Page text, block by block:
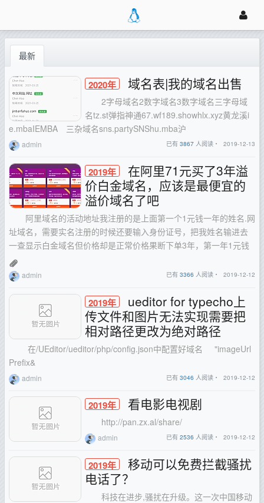
最新
2020年 域名表|我的域名出售
2字母域名2数字域名3数字域名三字母域
名tz.st弹指神通67.wf189.showhlx.xyz黄龙溪i
e.mbaIEMBA 三杂域名sns.partySNShu.mba沪
admin 已有 3867 人阅读・ 2019-12-13
2019年
在阿里71元买了3年溢
价白金域名，应该是最便宜的
溢价域名了吧
阿里域名的活动地址我注册的是上面第一个1元钱一年的姓名.网
址域名，需要实名注册的时候还要输入身份证号，把我姓名输进去
一查显示白金域名但价格却是正常价格果断下单3年，第一年1元钱
admin 已有 3366 人阅读・ 2019-12-12
2019年
ueditor for typecho上
传文件和图片无法实现需要把
相对路径更改为绝对路径
在/UEditor/ueditor/php/config.json中配置好域名 "imageUrl
Prefix&
admin 已有 3046 人阅读・ 2019-12-12
2019年 看电影电视剧
http://pan.zx.al/share/
admin 已有 2536 人阅读・ 2019-12-12
2019年
移动可以免费拦截骚扰
电话了？
科技在进步,骚扰在升级。这一次中国移动